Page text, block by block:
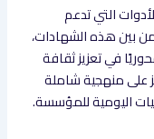
التي تدعم
بين هذه الشهادات،
في تعزيز ثقافة
على منهجية شاملة
اليومية للمؤسسة.